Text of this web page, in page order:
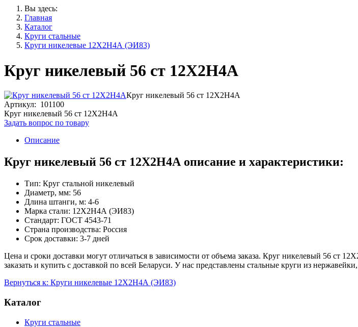
Вы здесь:
Главная
Каталог
Круги стальные
Круги никелевые 12Х2Н4А (ЭИ83)
Круг никелевый 56 ст 12Х2Н4А
Круг никелевый 56 ст 12Х2Н4А
Артикул: 101100
Круг никелевый 56 ст 12Х2Н4А
Задать вопрос по товару
Описание
Круг никелевый 56 ст 12Х2Н4А описание и характеристики:
Тип: Круг стальной никелевый
Диаметр, мм: 56
Длина штанги, м: 4-6
Марка стали: 12Х2Н4А (ЭИ83)
Стандарт: ГОСТ 4543-71
Страна производства: Россия
Срок доставки: 3-7 дней
Цена и сроки доставки могут отличаться в зависимости от объема заказа. Круг никелевый 56 ст
заказать и купить с доставкой по всей Беларуси. У нас представлены стальные круги из
Вернуться к: Круги никелевые 12Х2Н4А (ЭИ83)
Каталог
Круги стальные